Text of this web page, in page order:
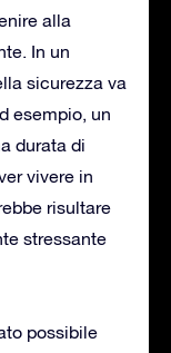
alla
In un
sicurezza va
esempio, un
durata di
vivere in
risultare
stressante
possibile